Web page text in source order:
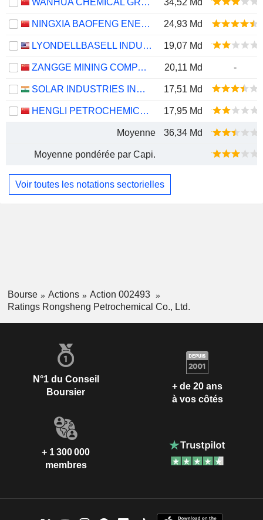
WANHUA CHEMICAL GROUP CO., LTD. 34,52 Md
NINGXIA BAOFENG ENERGY GROUP CO., LTD. 24,93 Md
LYONDELLBASELL INDUSTRIES N.V. 19,07 Md
ZANGGE MINING COMPANY LIMITED 20,11 Md -
SOLAR INDUSTRIES INDIA LIMITED 17,51 Md
HENGLI PETROCHEMICAL CO.,LTD. 17,95 Md
Moyenne 36,34 Md
Moyenne pondérée par Capi.
Voir toutes les notations sectorielles
Bourse Actions
Action 002493
Ratings Rongsheng Petrochemical Co., Ltd.
N°1 du Conseil
Boursier
+ de 20 ans
à vos côtés
+ 1 300 000
membres